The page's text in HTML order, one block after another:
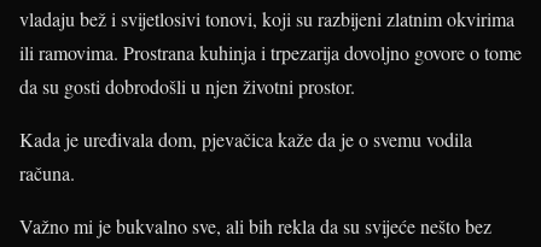
vladaju bež i svijetlosivi tonovi, koji su razbijeni zlatnim okvirima
ili ramovima. Prostrana kuhinja i trpezarija dovoljno govore o tome
da su gosti dobrodošli u njen životni prostor.
Kada je uređivala dom, pjevačica kaže da je o svemu vodila
računa.
Važno mi je bukvalno sve, ali bih rekla da su svijeće nešto bez